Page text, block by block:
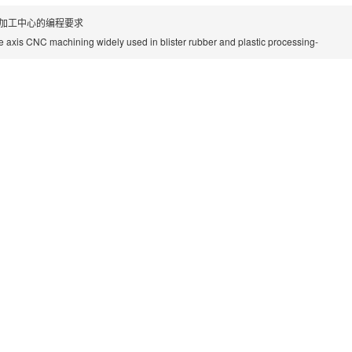
工中心的编程要求
axis CNC machining widely used in blister rubber and plastic processing-